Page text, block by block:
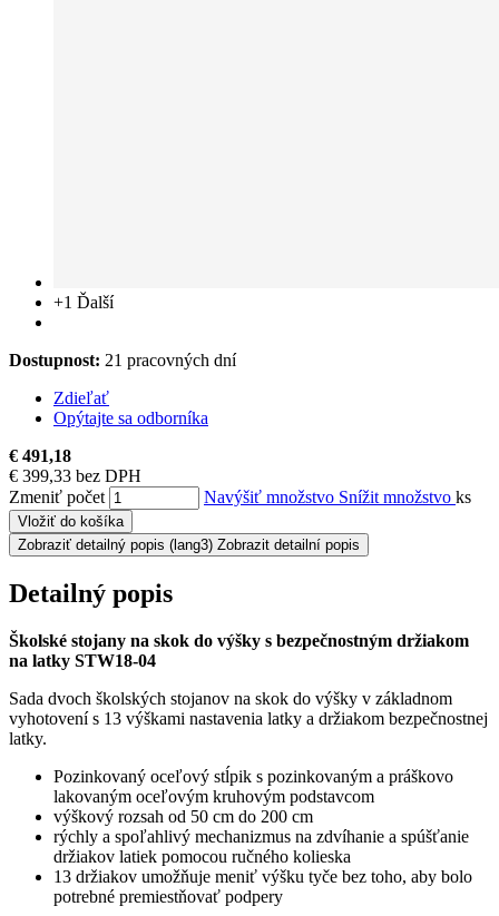
+1 Ďalší
Dostupnost: 21 pracovných dní
Zdieľať
Opýtajte sa odborníka
€ 491,18
€ 399,33 bez DPH
Zmeniť počet
Navýšiť množstvo Snížit množstvo ks
Vložiť do košíka
Zobraziť detailný popis (lang3) Zobrazit detailní popis
Detailný popis
Školské stojany na skok do výšky s bezpečnostným držiakom
na latky STW18-04​
Sada dvoch školských stojanov na skok do výšky v základnom
vyhotovení s 13 výškami nastavenia latky a držiakom bezpečnostnej
latky.
Pozinkovaný oceľový stĺpik s pozinkovaným a práškovo
lakovaným oceľovým kruhovým podstavcom
výškový rozsah od 50 cm do 200 cm
rýchly a spoľahlivý mechanizmus na zdvíhanie a spúšťanie
držiakov latiek pomocou ručného kolieska
13 držiakov umožňuje meniť výšku tyče bez toho, aby bolo
potrebné premiestňovať podpery